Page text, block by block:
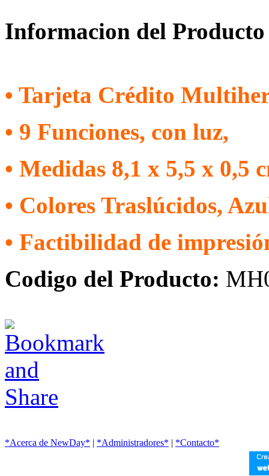
Informacion del Producto
• Tarjeta Crédito
• 9 Funciones, con luz,
• Medidas 8,1 x 5,5 x 0,5
• Colores Traslúcidos,
• Factibilidad de
Codigo del Producto:
*Acerca de NewDay* | *Administradores* | *Contacto*